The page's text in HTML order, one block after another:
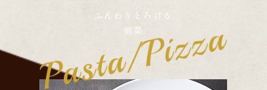
ふんわりとろける
前菜